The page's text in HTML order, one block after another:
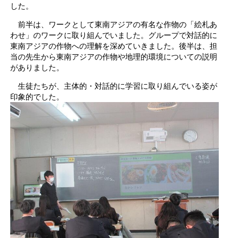
した。
前半は、ワークとして東南アジアの有名な作物の「絵札あ
わせ」のワークに取り組んでいました。グループで対話的に
東南アジアの作物への理解を深めていきました。後半は、担
当の先生から東南アジアの作物や地理的環境についての説明
がありました。
生徒たちが、主体的・対話的に学習に取り組んでいる姿が
印象的でした。